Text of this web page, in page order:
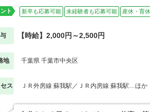
ト 新卒も応募可能 未経験者も応募可能 産休・育
【時給】2,000円～2,500円
地 千葉県 千葉市中央区
ス ＪＲ外房線 蘇我駅／ＪＲ内房線 蘇我駅…ほか